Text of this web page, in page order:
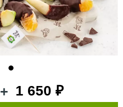
+ 1 650 ₽